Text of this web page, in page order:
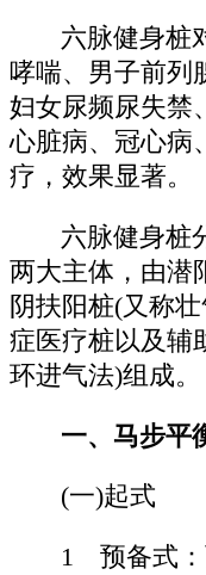
六脉健身桩
哮喘、男子前列
妇女尿频尿失禁
心脏病、冠心病
疗，效果显著。
六脉健身桩
两大主体，由潜
阴扶阳桩(又称
症医疗桩以及辅
环进气法)组成。
一、马步平
(一)起式
1 预备式：